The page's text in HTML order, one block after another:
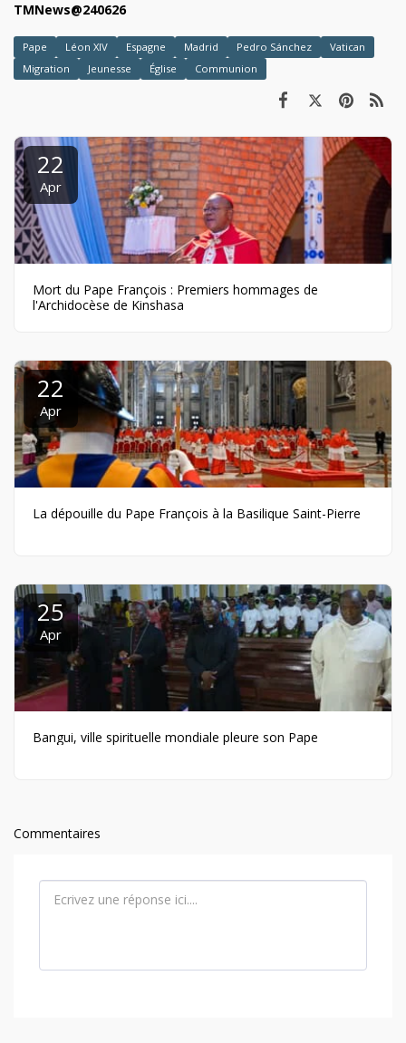
TMNews@240626
Pape Léon XIV Espagne Madrid Pedro Sánchez
Vatican
Migration
Jeunesse Église Communion
22
Apr
Mort du Pape François : Premiers hommages de
l'Archidocèse de Kinshasa
22
Apr
La dépouille du Pape François à la Basilique Saint-Pierre
25
Apr
Bangui, ville spirituelle mondiale pleure son Pape
Commentaires